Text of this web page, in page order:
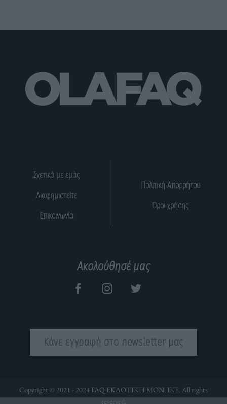
Σχετικά με εμάς
Διαφημιστείτε
Επικοινωνία
Πολιτική Απορρήτου
Όροι χρήσης
Ακολούθησέ μας
Κάνε εγγραφή στο newsletter μας
Copyright © 2021 - 2024 FAQ ΕΚΔΟΤΙΚΗ ΜΟΝ. ΙΚΕ. All rights
reserved.